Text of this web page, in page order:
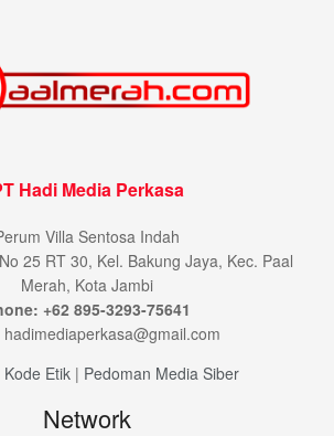
Hadi Media Perkasa
Villa Sentosa Indah
25 RT 30, Kel. Bakung Jaya, Kec. Paal
Merah, Kota Jambi
+62 895-3293-75641
hadimediaperkasa@gmail.com
Kode Etik | Pedoman Media Siber
Network